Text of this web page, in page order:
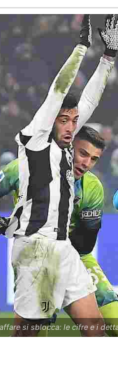
si sblocca: le cifre e i